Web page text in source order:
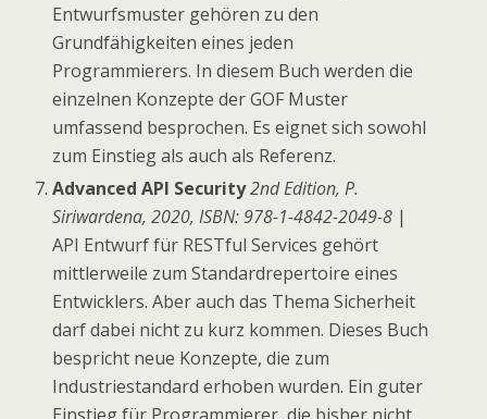
Entwurfsmuster gehören zu den
Grundfähigkeiten eines jeden
Programmierers. In diesem Buch werden die
einzelnen Konzepte der GOF Muster
umfassend besprochen. Es eignet sich sowohl
zum Einstieg als auch als Referenz.
Advanced API Security2nd Edition, P.
Siriwardena, 2020, ISBN: 978-1-4842-2049-8 |
API Entwurf für RESTful Services gehört
mittlerweile zum Standardrepertoire eines
Entwicklers. Aber auch das Thema Sicherheit
darf dabei nicht zu kurz kommen. Dieses Buch
bespricht neue Konzepte, die zum
Industriestandard erhoben wurden. Ein guter